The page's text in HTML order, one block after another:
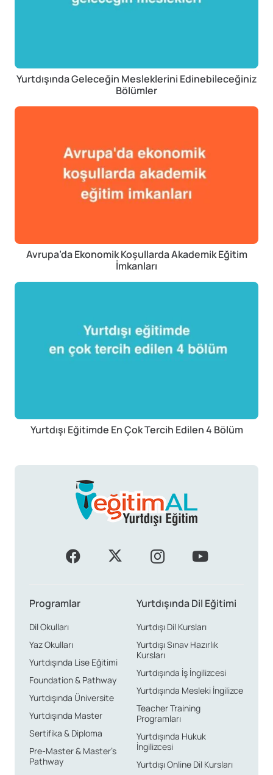
Yurtdışında Geleceğin Mesleklerini Edinebileceğiniz
Bölümler
Avrupa’da Ekonomik Koşullarda Akademik Eğitim
İmkanları
Yurtdışı Eğitimde En Çok Tercih Edilen 4 Bölüm
Programlar
Dil Okulları
Yaz Okulları
Yurtdışında Lise Eğitimi
Foundation & Pathway
Yurtdışında Üniversite
Yurtdışında Master
Sertifika & Diploma
Pre-Master & Master’s
Pathway
Yurtdışında Dil Eğitimi
Yurtdışı Dil Kursları
Yurtdışı Sınav Hazırlık
Kursları
Yurtdışında İş İngilizcesi
Yurtdışında Mesleki İngilizce
Teacher Training
Programları
Yurtdışında Hukuk
İngilizcesi
Yurtdışı Online Dil Kursları